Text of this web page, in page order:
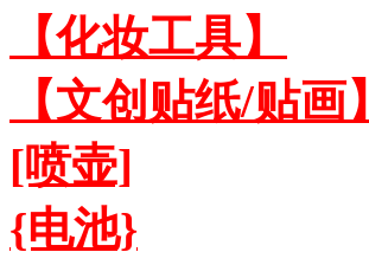
【化妆工具】
【文创贴纸/贴画】
[喷壶]
{电池}